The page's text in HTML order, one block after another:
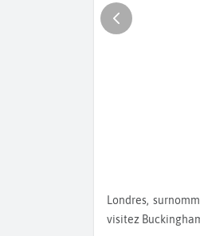
Londres, surnommée la City, est une ville multiculturelle et dynamique. Baladez-vous dans St James Parc et
visitez